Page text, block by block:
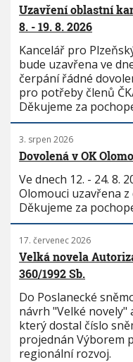
Uzavření oblastní
8. - 19. 8. 2026
Kancelář pro
bude uzavřena ve
čerpání řádné
pro potřeby členů
Děkujeme za
3. srpen 2026
Dovolená v OK
Ve dnech 12. - 24. 8.
Olomouci uzavřena
Děkujeme za
17. červenec 2026
Velká novela
360/1992 Sb.
Do Poslanecké
návrh "Velké novely"
který dostal číslo
projednán Výborem
regionální rozvoj.